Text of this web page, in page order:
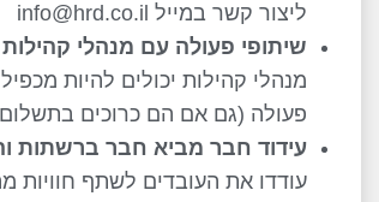
ליצור קשר במייל info@hrd.co.il
שיתופי פעולה עם מנהלי קהילות
מנהלי קהילות יכולים להיות
פעולה (גם אם הם כרוכים
עידוד חבר מביא חבר ברשתות
עודדו את העובדים לשתף חוויות